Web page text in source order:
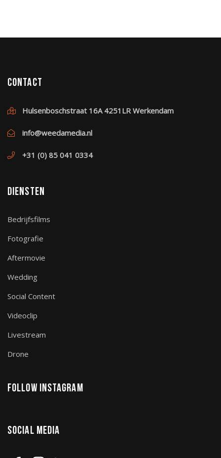
Contact
Hulsenboschstraat 16A 4251LR Werkendam
info@weedamedia.nl
+31 (0) 85 041 0334
Diensten
Bedrijfsfilms
Fotografie
Aftermovie
Wedding
Social Content
Videoclip
Livestream
Drone
Follow Instagram
Social Media